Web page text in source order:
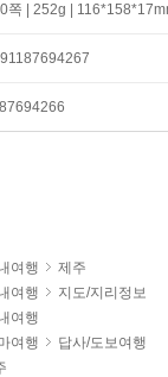
쪽 | 252g |
여행
제주
여행
지도/지리정보
여행
여행
답사/도보여행